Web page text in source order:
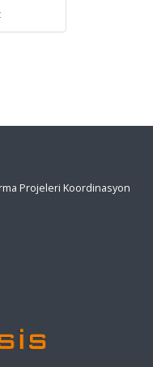
Projeleri Koordinasyon